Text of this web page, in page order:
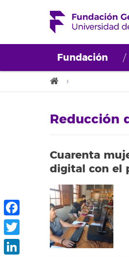
Fundación
Reducción
Cuarenta
digital con el
Facebook
Twitter